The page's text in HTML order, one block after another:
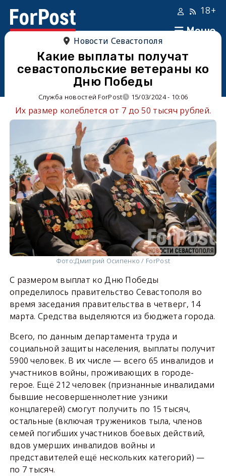
Меню
18+
Новости Севастополя
Какие выплаты получат
севастопольские ветераны ко
Дню Победы
Служба новостей ForPost 15/03/2024 - 10:06
Их размер колеблется от 7 до 50 тысяч рублей.
Фото:Дмитрий Осипенко / ForPost
С размером выплат ко Дню Победы
определилось правительство Севастополя во
время заседания правительства в четверг, 14
марта. Средства выделяются из бюджета города.
Всего, по данным департамента труда и
социальной защиты населения, выплаты получит
5900 человек. В их числе — всего 65 инвалидов и
участников войны, проживающих в городе-
герое. Ещё 212 человек (признанные инвалидами
бывшие несовершеннолетние узники
концлагерей) смогут получить по 15 тысяч,
остальные (включая тружеников тыла, членов
семей погибших участников боевых действий,
вдов умерших инвалидов войны и
представителей ещё нескольких категорий) —
по 7 тысяч.